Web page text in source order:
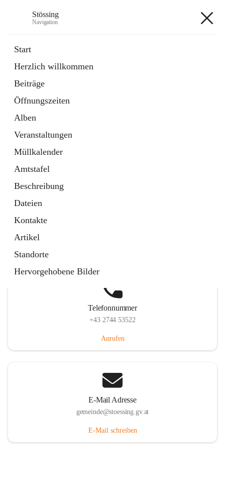
Stössing
Navigation
Start
Herzlich willkommen
Beiträge
Öffnungszeiten
Alben
Veranstaltungen
Müllkalender
Amtstafel
Beschreibung
Dateien
Kontakte
Artikel
Standorte
Hervorgehobene Bilder
Datei
in
Tab
Kindergarten
öffnet
in
neuem
Tab
Telefonnummer
+43 2744 53522
Anrufen
E-Mail Adresse
gemeinde@stoessing.gv.at
E-Mail schreiben